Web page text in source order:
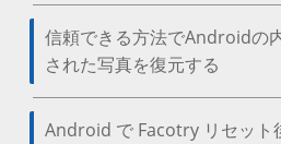
信頼できる方法でAndroidの
された写真を復元する
Android で Facotry リセット